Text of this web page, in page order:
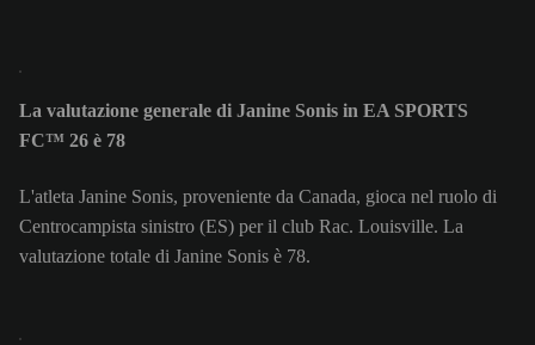
La valutazione generale di Janine Sonis in EA SPORTS
FC™ 26 è 78
L'atleta Janine Sonis, proveniente da Canada, gioca nel ruolo di
Centrocampista sinistro (ES) per il club Rac. Louisville. La
valutazione totale di Janine Sonis è 78.